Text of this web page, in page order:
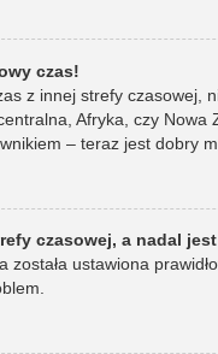
czas!
z innej strefy czasowej,
Afryka, czy
– teraz jest dobry
czasowej, a nadal
została ustawiona